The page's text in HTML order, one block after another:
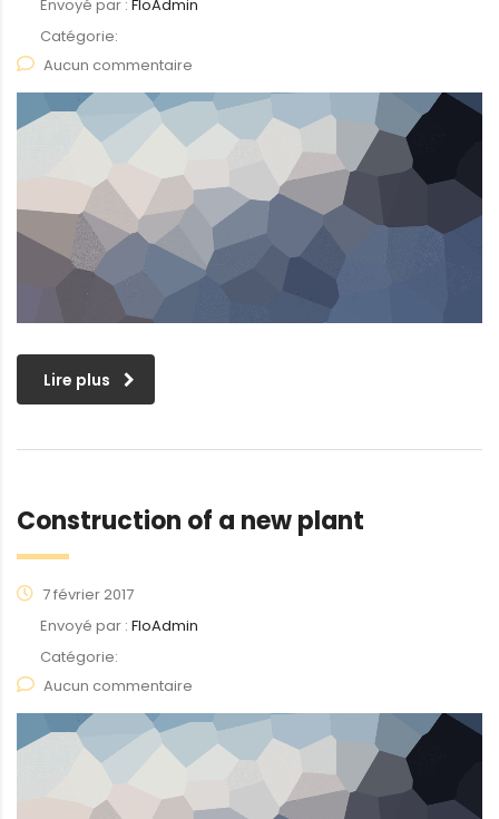
Envoyé par : FloAdmin
Catégorie:
Aucun commentaire
Lire plus
Construction of a new plant
7 février 2017
Envoyé par : FloAdmin
Catégorie:
Aucun commentaire